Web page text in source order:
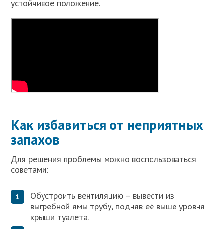
устойчивое положение.
Как избавиться от неприятных
запахов
Для решения проблемы можно воспользоваться
советами:
Обустроить вентиляцию – вывести из
выгребной ямы трубу, подняв её выше уровня
крыши туалета.